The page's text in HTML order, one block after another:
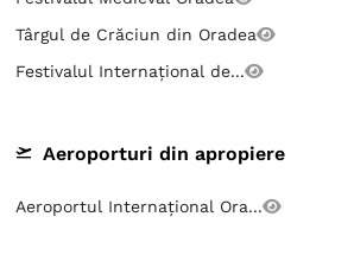
Târgul de Crăciun din Oradea
Festivalul Internațional de...
Aeroporturi din apropiere
Aeroportul Internațional Ora...